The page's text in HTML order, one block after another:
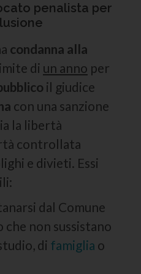
penalista per
condanna alla
di un anno per
il giudice
con una sanzione
la libertà
controllata
e divieti. Essi
dal Comune
che non sussistano
di famiglia o